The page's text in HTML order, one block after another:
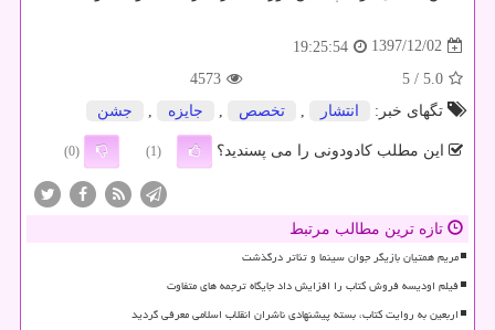
1397/12/02
19:25:54
5.0
/ 5
4573
تگهای خبر:
انتشار تخصص جایزه جشن
این مطلب کادودونی را می پسندید؟ (1)
(0)
تازه ترین مطالب مرتبط
مریم همتیان بازیگر جوان سینما و تئاتر درگذشت
فیلم اودیسه فروش کتاب را افزایش داد جایگاه ترجمه های متفاوت
اربعین به روایت کتاب، بسته پیشنهادی ناشران انقلاب اسلامی معرفی گردید